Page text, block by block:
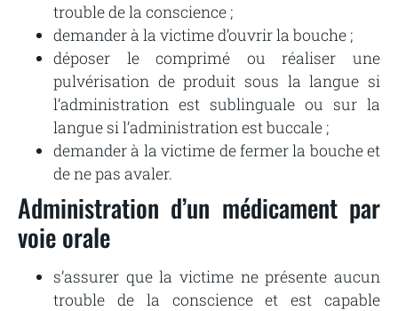
trouble de la conscience ;
demander à la victime d’ouvrir la bouche ;
déposer le comprimé ou réaliser une
pulvérisation de produit sous la langue si
l’administration est sublinguale ou sur la
langue si l’administration est buccale ;
demander à la victime de fermer la bouche et
de ne pas avaler.
Administration d’un médicament par
voie orale
s’assurer que la victime ne présente aucun
trouble de la conscience et est capable